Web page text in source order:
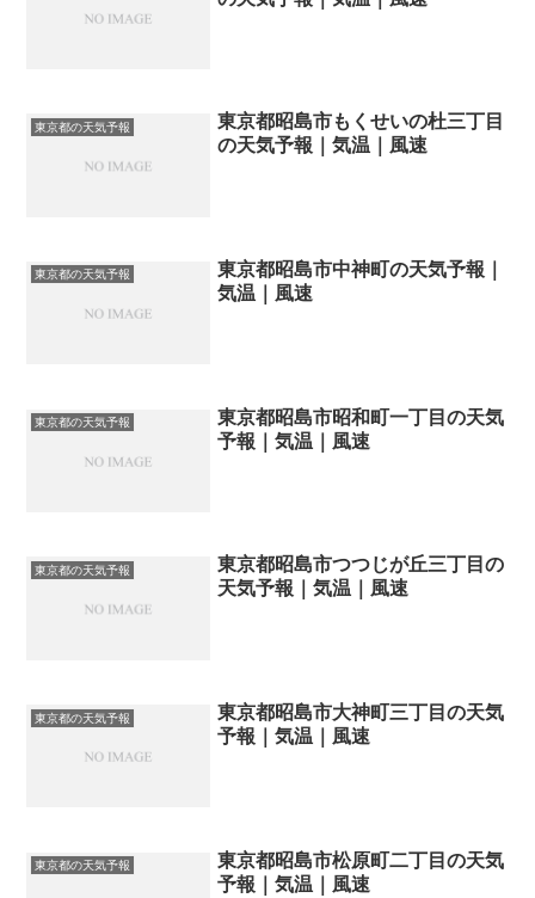
東京都の天気予報
東京都昭島市もくせいの杜三丁目
の天気予報｜気温｜風速
東京都の天気予報
東京都昭島市中神町の天気予報｜
気温｜風速
東京都の天気予報
東京都昭島市昭和町一丁目の天気
予報｜気温｜風速
東京都の天気予報
東京都昭島市つつじが丘三丁目の
天気予報｜気温｜風速
東京都の天気予報
東京都昭島市大神町三丁目の天気
予報｜気温｜風速
東京都の天気予報
東京都昭島市松原町二丁目の天気
予報｜気温｜風速